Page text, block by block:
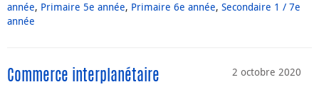
année, Primaire 5e année, Primaire 6e année, Secondaire 1 / 7e
année
2 octobre 2020
Commerce interplanétaire